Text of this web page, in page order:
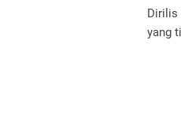
Dirilis
yang